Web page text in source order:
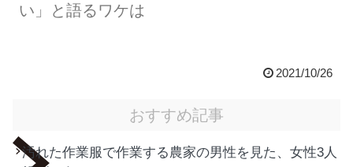
い」と語るワケは
2021/10/26
おすすめ記事
汚れた作業服で作業する農家の男性を見た、女性3人